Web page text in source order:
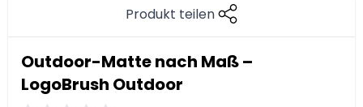
Produkt teilen
Outdoor-Matte nach Maß –
LogoBrush Outdoor